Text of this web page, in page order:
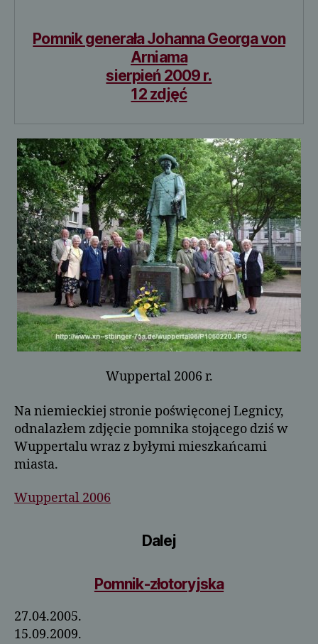
Pomnik generała Johanna Georga von
Arniama
sierpień 2009 r.
12 zdjęć
Wuppertal 2006 r.
Na niemieckiej stronie poświęconej Legnicy,
odnalazłem zdjęcie pomnika stojącego dziś w
Wuppertalu wraz z byłymi mieszkańcami
miasta.
Wuppertal 2006
Dalej
Pomnik-złotoryjska
27.04.2005.
15.09.2009.